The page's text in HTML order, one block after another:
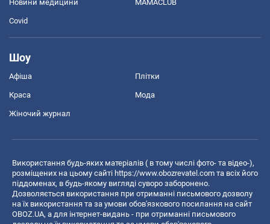
Новини медицини MAMACLUB
Covid
Шоу
Афіша Плітки
Краса Мода
Жіночий журнал
Використання будь-яких матеріалів ( в тому числі фото- та відео-),
розміщених на цьому сайті https://www.obozrevatel.com та всіх його
піддоменах, в будь-якому вигляді суворо заборонено.
Дозволяється використання при отриманні письмового дозволу
на їх використання та за умови обов'язкового посилання на сайт
OBOZ.UA, а для інтернет-видань - при отриманні письмового